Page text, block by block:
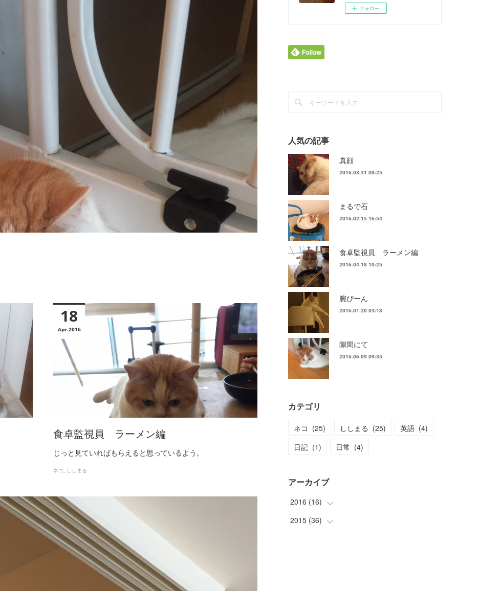
食卓監視員 ラーメン編
じっと見ていればもらえると思っているよう。
18
Apr 2016
ネコ ししまる
フォロー
人気の記事
真顔
2016.03.31 08:25
まるで石
2016.02.15 16:54
食卓監視員 ラーメン編
2016.04.18 10:25
腕ぴーん
2016.01.20 03:18
隙間にて
2016.06.09 09:35
カテゴリ
ネコ (25) ししまる (25) 英語 (4)
日記 (1) 日常 (4)
アーカイブ
2016 (16)
(1)
2015 (36)